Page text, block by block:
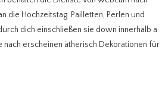
die Hochzeitstag. Pailletten, Perlen und
dich einschließen sie down innerhalb a
nach erscheinen ätherisch Dekorationen für